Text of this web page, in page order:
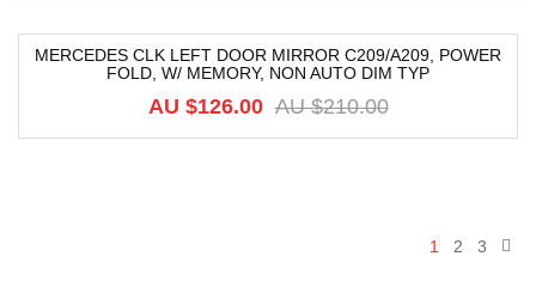
MERCEDES CLK LEFT DOOR MIRROR C209/A209, POWER
FOLD, W/ MEMORY, NON AUTO DIM TYP
AU $210.00
AU $126.00
1 2 3